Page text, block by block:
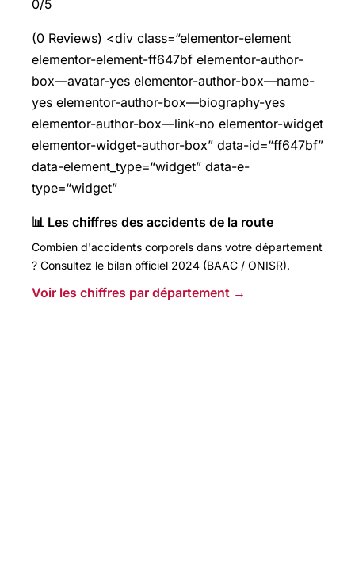
0/5
(0 Reviews) <div class=“elementor-element
elementor-element-ff647bf elementor-author-
box—avatar-yes elementor-author-box—name-
yes elementor-author-box—biography-yes
elementor-author-box—link-no elementor-widget
elementor-widget-author-box” data-id=“ff647bf”
data-element_type=“widget” data-e-
type=“widget”
📊 Les chiffres des accidents de la route
Combien d'accidents corporels dans votre département
? Consultez le bilan officiel 2024 (BAAC / ONISR).
Voir les chiffres par département →